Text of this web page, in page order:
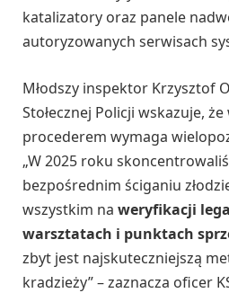
katalizatory oraz panele
autoryzowanych serwisach
Młodszy inspektor Krzysztof
Stołecznej Policji wskazuje,
procederem wymaga
„W 2025 roku
bezpośrednim ściganiu
wszystkim na weryfikacji
warsztatach i punktach
zbyt jest najskuteczniejszą
kradzieży” – zaznacza oficer